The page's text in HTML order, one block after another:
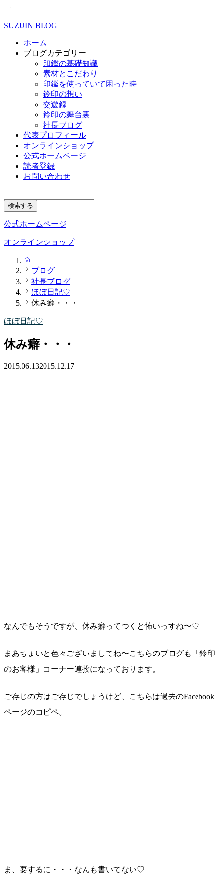
SUZUIN BLOG
ホーム
ブログカテゴリー
印鑑の基礎知識
素材とこだわり
印鑑を使っていて困った時
鈴印の想い
交遊録
鈴印の舞台裏
社長ブログ
代表プロフィール
オンラインショップ
公式ホームページ
読者登録
お問い合わせ
公式ホームページ
オンラインショップ
ブログ
社長ブログ
ほぼ日記♡
休み癖・・・
ほぼ日記♡
休み癖・・・
2015.06.132015.12.17
なんでもそうですが、休み癖ってつくと怖いっすね〜♡
まあちょいと色々ございましてね〜こちらのブログも「鈴印
のお客様」コーナー連投になっております。
ご存じの方はご存じでしょうけど、こちらは過去のFacebook
ページのコピペ。
ま、要するに・・・なんも書いてない♡